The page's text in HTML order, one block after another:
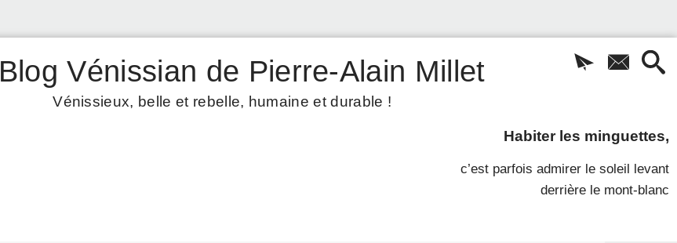
Blog Vénissian de Pierre-Alain Millet
Vénissieux, belle et rebelle, humaine et durable !
Habiter les minguettes,
c’est parfois admirer le soleil levant
derrière le mont-blanc